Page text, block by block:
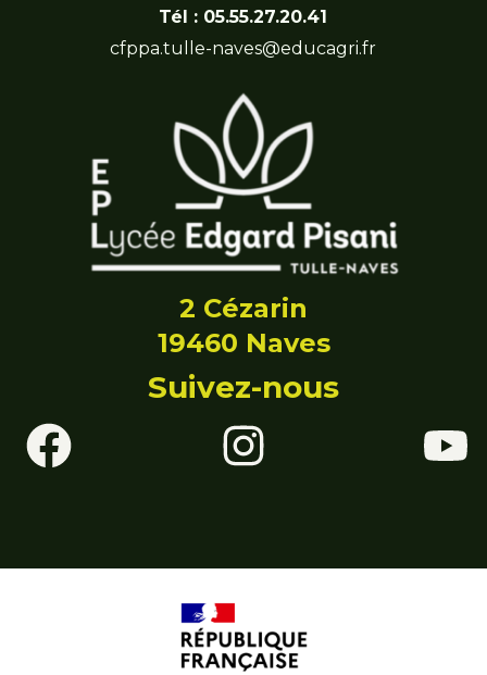
Tél : 05.55.27.20.41
cfppa.tulle-naves@educagri.fr
2 Cézarin
19460 Naves
Suivez-nous